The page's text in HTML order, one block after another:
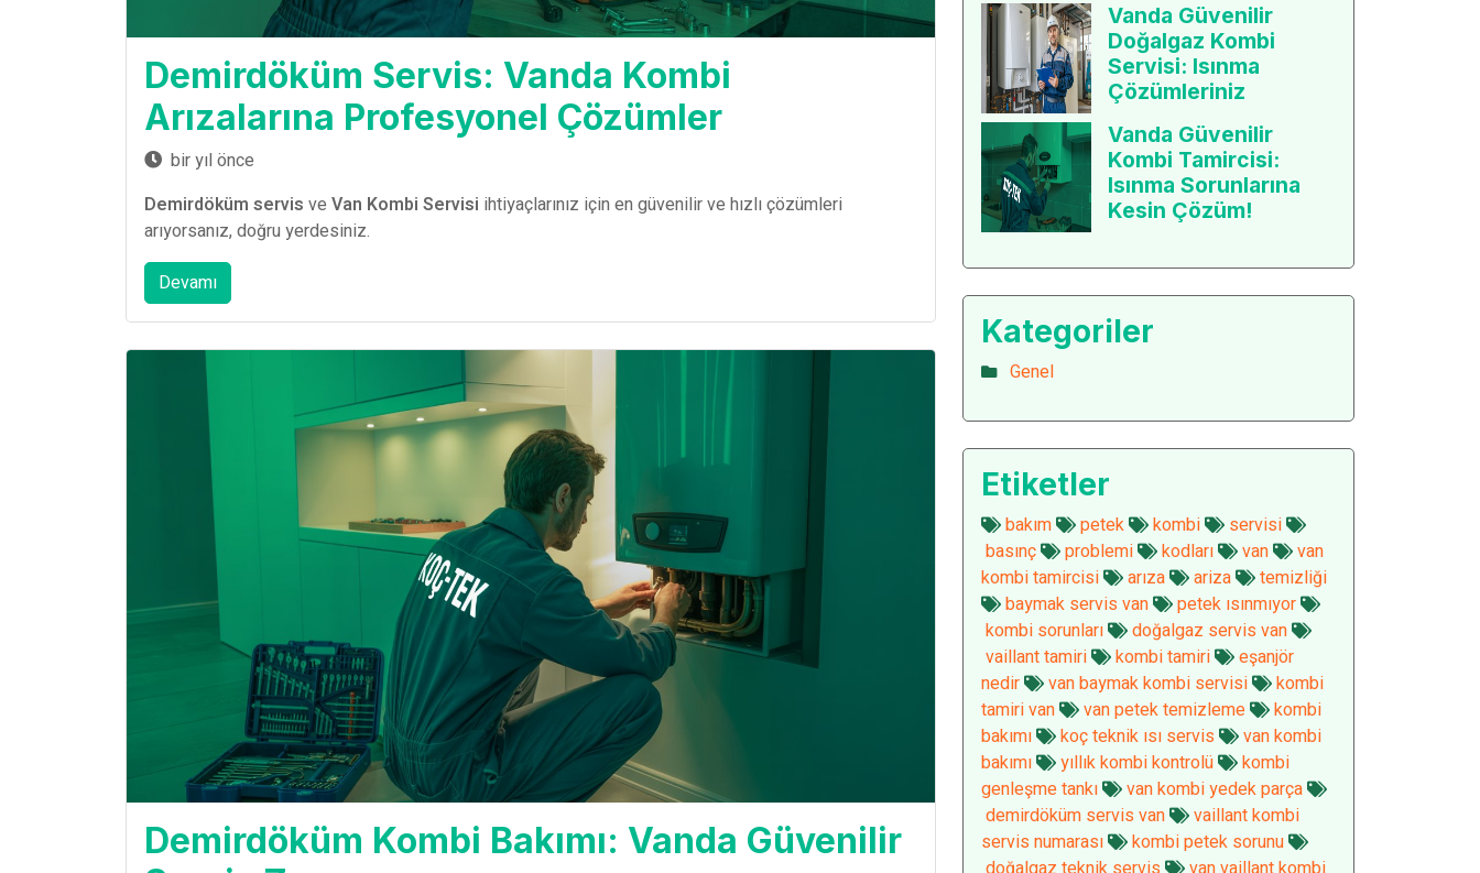
Demirdöküm Servis: Vanda Kombi
Arızalarına Profesyonel Çözümler
bir yıl önce
Demirdöküm servis ve Van Kombi Servisi ihtiyaçlarınız için en güvenilir ve hızlı çözümleri
arıyorsanız, doğru yerdesiniz.
Devamı
Demirdöküm Kombi Bakımı: Vanda Güvenilir
Vanda Güvenilir
Doğalgaz Kombi
Servisi: Isınma
Çözümleriniz
Vanda Güvenilir
Kombi Tamircisi:
Isınma Sorunlarına
Kesin Çözüm!
Kategoriler
Genel
Etiketler
bakım petek kombi
servisi
basınç
problemi kodları van
van
kombi tamircisi
arıza ariza
temizliği
baymak servis van
petek ısınmıyor
kombi sorunları
doğalgaz servis van
vaillant tamiri
kombi tamiri
eşanjör
nedir
van baymak kombi servisi
kombi
tamiri van
van petek temizleme
kombi
bakımı
koç teknik ısı servis
van kombi
bakımı
yıllık kombi kontrolü
kombi
genleşme tankı
van kombi yedek parça
demirdöküm servis van
vaillant kombi
servis numarası
kombi petek sorunu